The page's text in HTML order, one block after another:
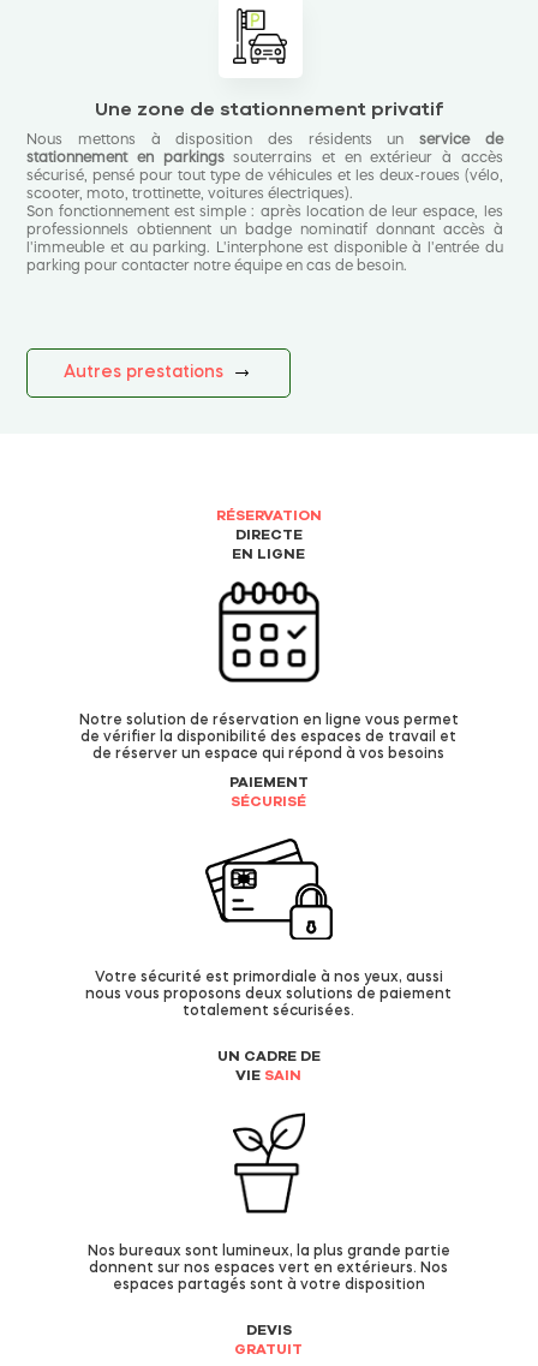
Une zone de stationnement privatif
Nous mettons à disposition des résidents un service de
stationnement en parkingssouterrains et en extérieur à accès
sécurisé, pensé pour tout type de véhicules et les deux-roues (vélo,
scooter, moto, trottinette, voitures électriques).
Son fonctionnement est simple : après location de leur espace, les
professionnels obtiennent un badge nominatif donnant accès à
l'immeuble et au parking. L'interphone est disponible à l'entrée du
parking pour contacter notre équipe en cas de besoin.
Autres prestations
RÉSERVATION
DIRECTE
EN LIGNE
Notre solution de réservation en ligne vous permet
de vérifier la disponibilité des espaces de travail et
de réserver un espace qui répond à vos besoins
PAIEMENT
SÉCURISÉ
Votre sécurité est primordiale à nos yeux, aussi
nous vous proposons deux solutions de paiement
totalement sécurisées.
UN CADRE DE
VIE SAIN
Nos bureaux sont lumineux, la plus grande partie
donnent sur nos espaces vert en extérieurs. Nos
espaces partagés sont à votre disposition
DEVIS
GRATUIT